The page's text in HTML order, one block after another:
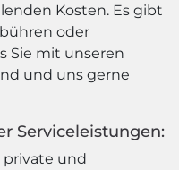
Kosten. Es gibt
oder
Sie mit unseren
und uns gerne
Serviceleistungen:
private und